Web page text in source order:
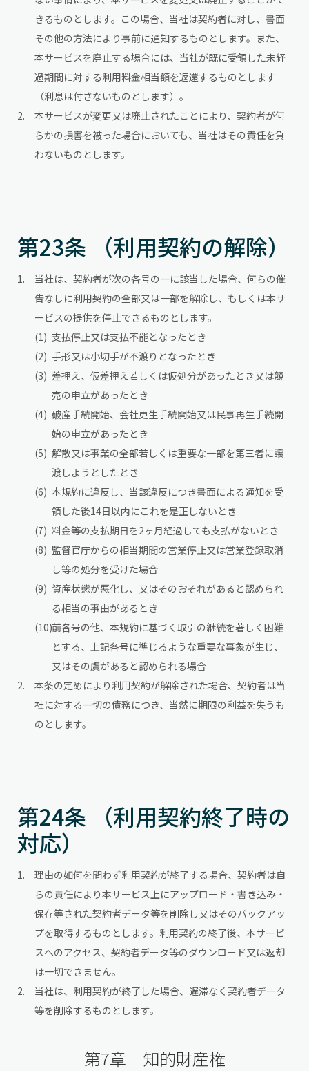
きるものとします。この場合、当社は契約者に対し、書面
その他の方法により事前に通知するものとします。また、
本サービスを廃止する場合には、当社が既に受領した未経
過期間に対する利用料金相当額を返還するものとします
（利息は付さないものとします）。
本サービスが変更又は廃止されたことにより、契約者が何
らかの損害を被った場合においても、当社はその責任を負
わないものとします。
第23条 （利用契約の解除）
当社は、契約者が次の各号の一に該当した場合、何らの催
告なしに利用契約の全部又は一部を解除し、もしくは本サ
ービスの提供を停止できるものとします。
支払停止又は支払不能となったとき
手形又は小切手が不渡りとなったとき
差押え、仮差押え若しくは仮処分があったとき又は競
売の申立があったとき
破産手続開始、会社更生手続開始又は民事再生手続開
始の申立があったとき
解散又は事業の全部若しくは重要な一部を第三者に譲
渡しようとしたとき
本規約に違反し、当該違反につき書面による通知を受
領した後14日以内にこれを是正しないとき
料金等の支払期日を2ヶ月経過しても支払がないとき
監督官庁からの相当期間の営業停止又は営業登録取消
し等の処分を受けた場合
資産状態が悪化し、又はそのおそれがあると認められ
る相当の事由があるとき
前各号の他、本規約に基づく取引の継続を著しく困難
とする、上記各号に準じるような重要な事象が生じ、
又はその虞があると認められる場合
本条の定めにより利用契約が解除された場合、契約者は当
社に対する一切の債務につき、当然に期限の利益を失うも
のとします。
第24条 （利用契約終了時の
対応）
理由の如何を問わず利用契約が終了する場合、契約者は自
らの責任により本サービス上にアップロード・書き込み・
保存等された契約者データ等を削除し又はそのバックアッ
プを取得するものとします。利用契約の終了後、本サービ
スへのアクセス、契約者データ等のダウンロード又は返却
は一切できません。
当社は、利用契約が終了した場合、遅滞なく契約者データ
等を削除するものとします。
第7章 知的財産権